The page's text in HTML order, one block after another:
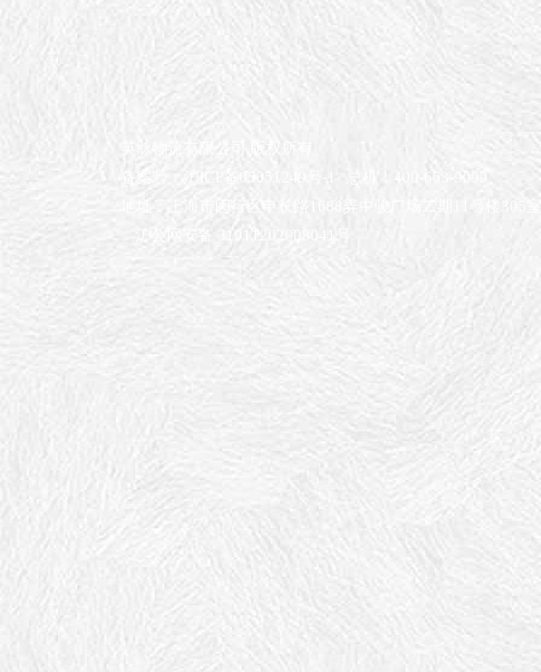
英脉物流有限公司 版权所有
备案号：沪ICP备05051249号-1
总机：400-663-9099
地址：上海市闵行区申长路1688弄中骏广场二期11号楼305室
沪公网安备 31011202008041号